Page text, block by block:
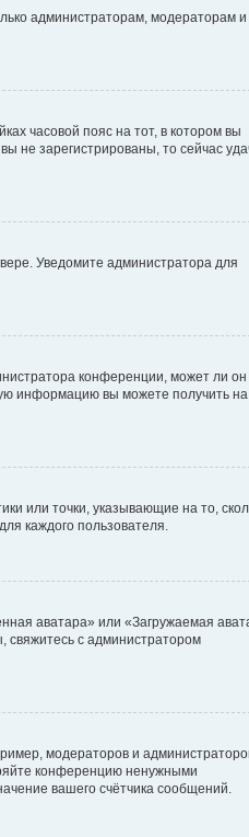
администраторам, модераторам и
часовой пояс на тот, в котором вы
не зарегистрированы, то сейчас
Уведомите администратора для
конференции, может ли он
информацию вы можете получить на
или точки, указывающие на то,
каждого пользователя.
аватара» или «Загружаемая
свяжитесь с администратором
модераторов и
конференцию ненужными
вашего счётчика сообщений.